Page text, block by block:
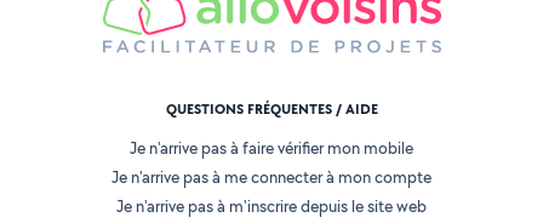
QUESTIONS FRÉQUENTES / AIDE
Je n'arrive pas à faire vérifier mon mobile
Je n'arrive pas à me connecter à mon compte
Je n'arrive pas à m'inscrire depuis le site web